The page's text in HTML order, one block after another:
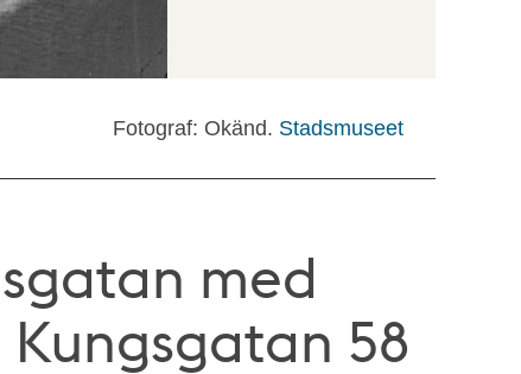
Fotograf: Okänd. Stadsmuseet
med
58